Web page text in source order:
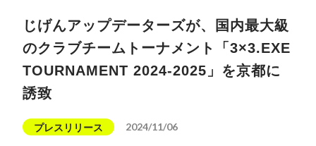
じげんアップデーターズが、国内最大級
のクラブチームトーナメント「3×3.EXE
TOURNAMENT 2024-2025」を京都に
誘致
プレスリリース 2024/11/06